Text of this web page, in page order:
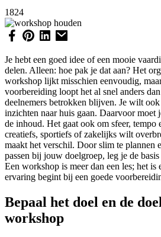
1824
Je hebt een goed idee of een mooie
delen. Alleen: hoe pak je dat aan? Het
workshop lijkt misschien eenvoudig,
voorbereiding loopt het al snel anders
deelnemers betrokken blijven. Je wilt
inzichten naar huis gaan. Daarvoor moet
de inhoud. Het gaat ook om sfeer, tempo
creatiefs, sportiefs of zakelijks wilt
maakt het verschil. Door slim te plannen
passen bij jouw doelgroep, leg je de
Een workshop is meer dan een les; het is
ervaring begint bij een goede
Bepaal het doel en de
workshop